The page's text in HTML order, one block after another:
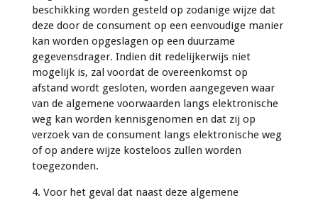
beschikking worden gesteld op zodanige wijze dat
deze door de consument op een eenvoudige manier
kan worden opgeslagen op een duurzame
gegevensdrager. Indien dit redelijkerwijs niet
mogelijk is, zal voordat de overeenkomst op
afstand wordt gesloten, worden aangegeven waar
van de algemene voorwaarden langs elektronische
weg kan worden kennisgenomen en dat zij op
verzoek van de consument langs elektronische weg
of op andere wijze kosteloos zullen worden
toegezonden.
4. Voor het geval dat naast deze algemene